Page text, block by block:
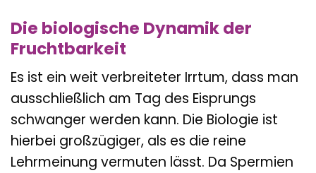
Die biologische Dynamik der
Fruchtbarkeit
Es ist ein weit verbreiteter Irrtum, dass man
ausschließlich am Tag des Eisprungs
schwanger werden kann. Die Biologie ist
hierbei großzügiger, als es die reine
Lehrmeinung vermuten lässt. Da Spermien